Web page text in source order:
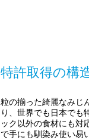
特許取得の構
粒の揃った綺麗なみじ
り、世界でも日本でも
ック以外の食材にも対
で手にも馴染み使い易